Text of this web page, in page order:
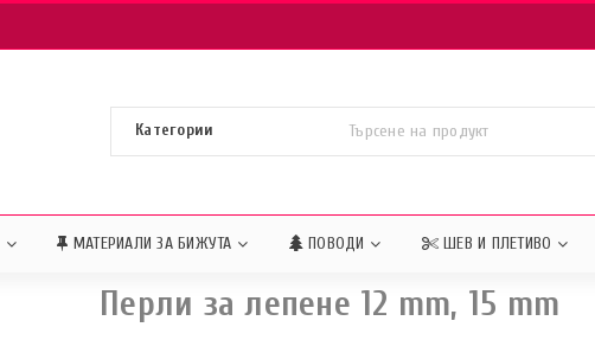
МАТЕРИАЛИ ЗА БИЖУТА ПОВОДИ ШЕВ И ПЛЕТИВО
Перли за лепене 12 mm, 15 mm